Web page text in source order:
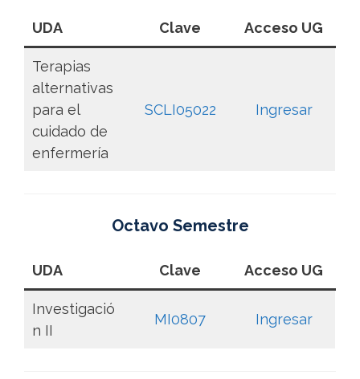
UDA Clave Acceso UG
Terapias
alternativas
para el
cuidado de
enfermería
SCLI05022 Ingresar
Octavo Semestre
UDA Clave Acceso UG
Investigació
n II
MI0807 Ingresar